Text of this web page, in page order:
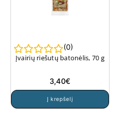
(0)
Įvairių riešutų batonėlis, 70 g
3,40€
Į krepšelį